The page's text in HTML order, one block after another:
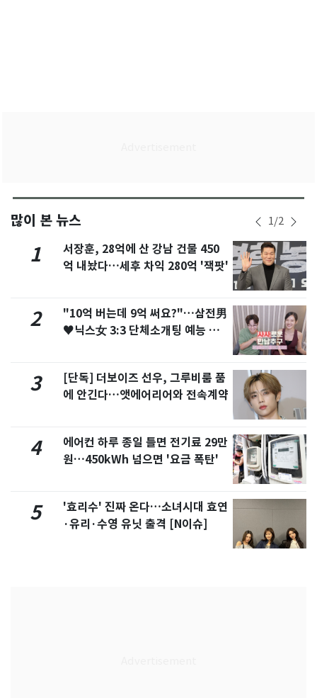
많이 본 뉴스 1/2
1
서장훈, 28억에 산 강남 건물 450
억 내놨다…세후 차익 280억 '잭팟'
2
"10억 버는데 9억 써요?"…삼전男
♥닉스女 3:3 단체소개팅 예능 화
3
[단독] 더보이즈 선우, 그루비룸 품
에 안긴다…앳에어리어와 전속계약
4
에어컨 하루 종일 틀면 전기료 29만
원…450kWh 넘으면 '요금 폭탄'
5
'효리수' 진짜 온다…소녀시대 효연
·유리·수영 유닛 출격 [N이슈]